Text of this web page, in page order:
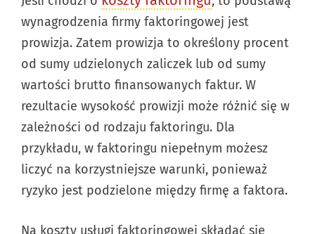
wynagrodzenia firmy faktoringowej jest
prowizja. Zatem prowizja to określony procent
od sumy udzielonych zaliczek lub od sumy
wartości brutto finansowanych faktur. W
rezultacie wysokość prowizji może różnić się w
zależności od rodzaju faktoringu. Dla
przykładu, w faktoringu niepełnym możesz
liczyć na korzystniejsze warunki, ponieważ
ryzyko jest podzielone między firmę a faktora.
Na koszty usługi faktoringowej składać się